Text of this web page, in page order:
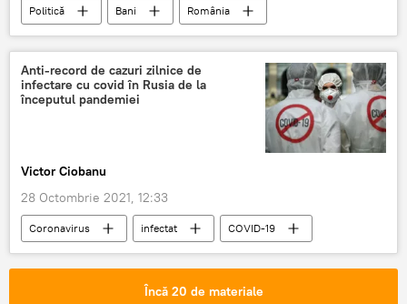
Politică Bani România
Anti-record de cazuri zilnice de
infectare cu covid în Rusia de la
începutul pandemiei
Victor Ciobanu
28 Octombrie 2021, 12:33
Coronavirus infectat
COVID-19
Rusia
Cazuri
Încă 20 de materiale